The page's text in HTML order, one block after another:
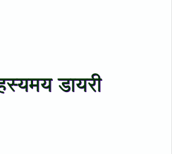
डायरी